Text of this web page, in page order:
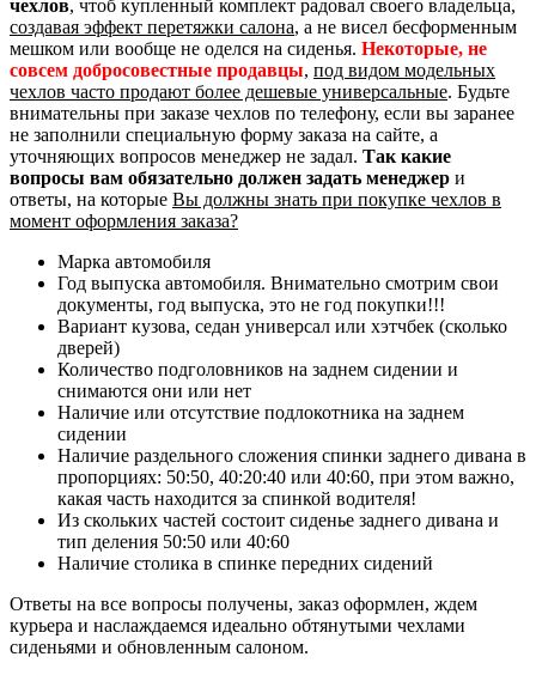
чехлов, чтоб купленный комплект радовал своего владельца,
создавая эффект перетяжки салона, а не висел бесформенным
мешком или вообще не оделся на сиденья. Некоторые, не
совсем добросовестные продавцы, под видом модельных
чехлов часто продают более дешевые универсальные. Будьте
внимательны при заказе чехлов по телефону, если вы заранее
не заполнили специальную форму заказа на сайте, а
уточняющих вопросов менеджер не задал. Так какие
вопросы вам обязательно должен задать менеджер и
ответы, на которые Вы должны знать при покупке чехлов в
момент оформления заказа?
Марка автомобиля
Год выпуска автомобиля. Внимательно смотрим свои
документы, год выпуска, это не год покупки!!!
Вариант кузова, седан универсал или хэтчбек (сколько
дверей)
Количество подголовников на заднем сидении и
снимаются они или нет
Наличие или отсутствие подлокотника на заднем
сидении
Наличие раздельного сложения спинки заднего дивана в
пропорциях: 50:50, 40:20:40 или 40:60, при этом важно,
какая часть находится за спинкой водителя!
Из скольких частей состоит сиденье заднего дивана и
тип деления 50:50 или 40:60
Наличие столика в спинке передних сидений
Ответы на все вопросы получены, заказ оформлен, ждем
курьера и наслаждаемся идеально обтянутыми чехлами
сиденьями и обновленным салоном.